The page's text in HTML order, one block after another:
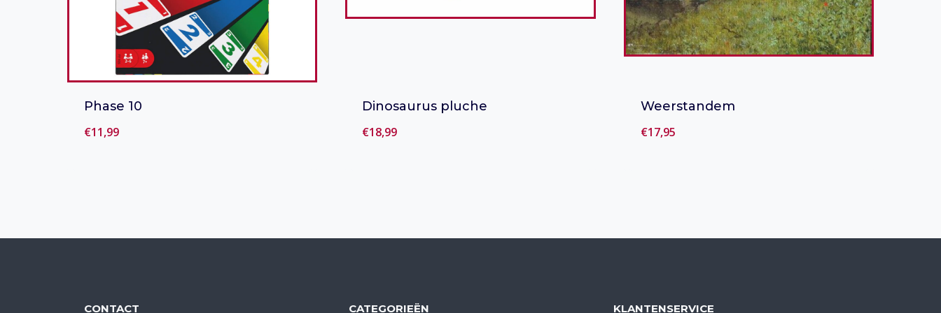
Phase 10
€11,99
Dinosaurus pluche
€18,99
Weerstandem
€17,95
CONTACT CATEGORIEËN KLANTENSERVICE